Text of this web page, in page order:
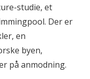
studie, et
Der er
en
byen,
på anmodning.